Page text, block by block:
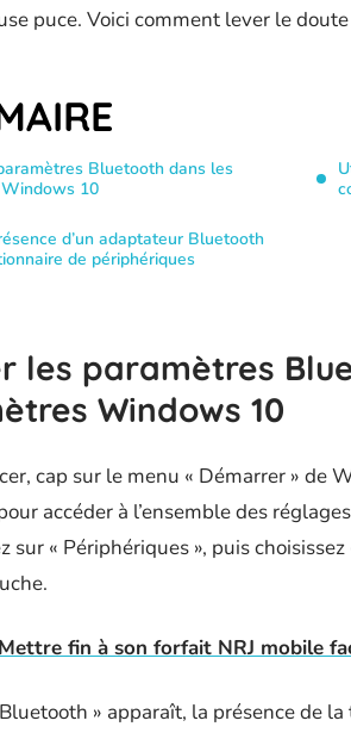
puce. Voici comment lever le
Bluetooth dans les
10
d’un adaptateur Bluetooth
de périphériques
les paramètres
Windows 10
cap sur le menu « Démarrer » de
accéder à l’ensemble des
sur « Périphériques », puis
Mettre fin à son forfait NRJ mobile
» apparaît, la présence de